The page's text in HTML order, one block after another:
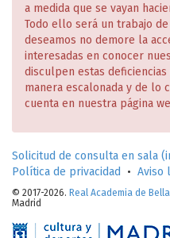
a medida que se vayan
Todo ello será un trabajo
deseamos no demore la
interesadas en conocer
disculpen estas
manera escalonada y de lo
cuenta en nuestra página
Solicitud de consulta en sala
Política de privacidad
• Aviso
© 2017-2026. Real Academia de
Madrid